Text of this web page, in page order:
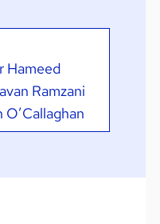
Hameed
Ramzani
O’Callaghan